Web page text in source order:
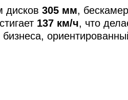
дисков 305 мм,
137 км/ч, что